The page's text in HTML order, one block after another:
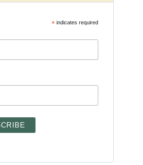
*indicates required